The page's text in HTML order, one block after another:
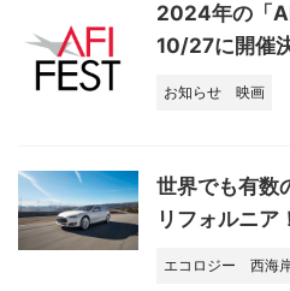
2024年の「
10/27に開催
お知らせ 映画
世界でも有数
リフォルニア！
エコロジー 西海